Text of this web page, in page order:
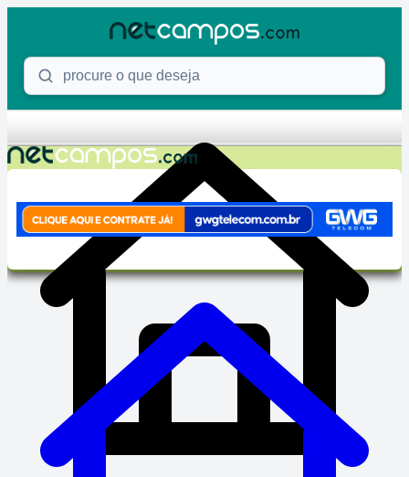
Procure o que deseja